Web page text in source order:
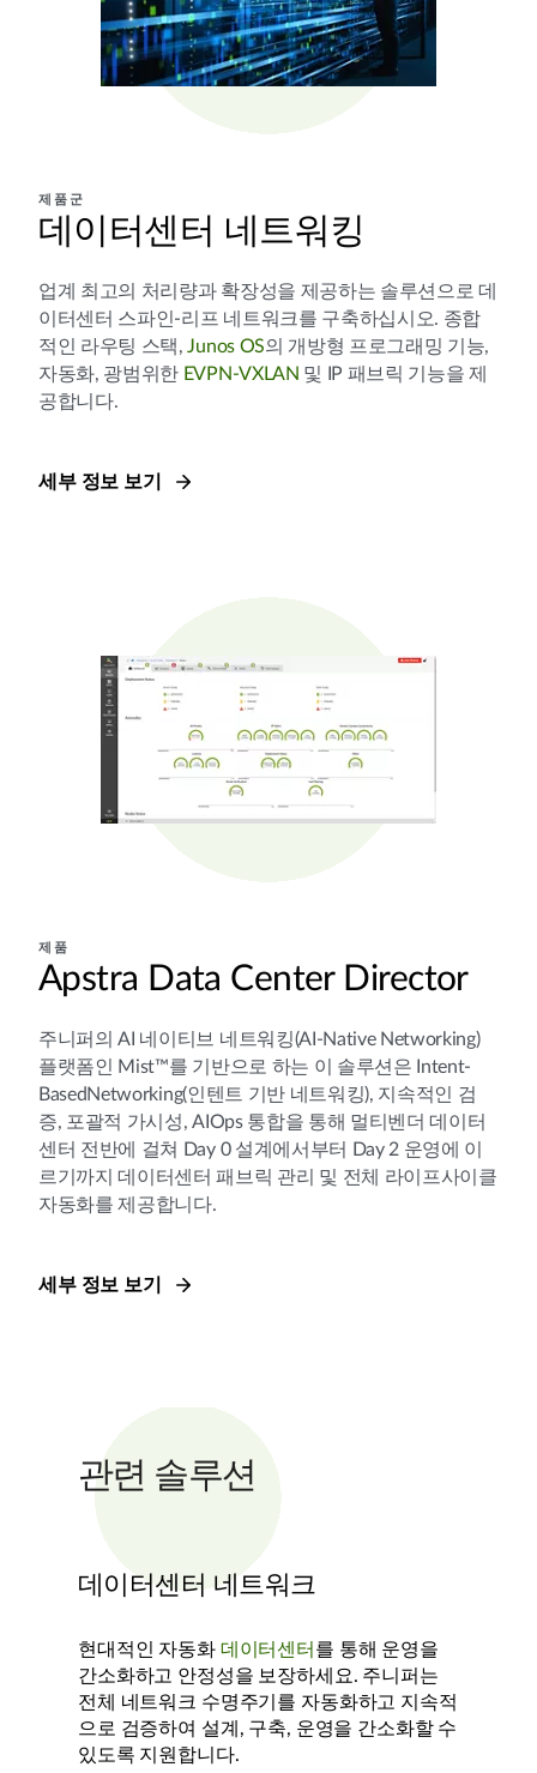
제품군
데이터센터 네트워킹
업계 최고의 처리량과 확장성을 제공하는 솔루션으로 데
이터센터 스파인-리프 네트워크를 구축하십시오. 종합
적인 라우팅 스택,Junos OS의 개방형 프로그래밍 기능,
자동화, 광범위한 EVPN-VXLAN 및 IP 패브릭 기능을 제
공합니다.
세부 정보 보기
제품
Apstra Data Center Director
주니퍼의 AI 네이티브 네트워킹(AI-Native Networking)
플랫폼인 Mist™를 기반으로 하는 이 솔루션은 Intent-
BasedNetworking(인텐트 기반 네트워킹), 지속적인 검
증, 포괄적 가시성, AIOps 통합을 통해 멀티벤더 데이터
센터 전반에 걸쳐 Day 0 설계에서부터 Day 2 운영에 이
르기까지 데이터센터 패브릭 관리 및 전체 라이프사이클
자동화를 제공합니다.
세부 정보 보기
관련 솔루션
데이터센터 네트워크
현대적인 자동화 데이터센터 를 통해 운영을
간소화하고 안정성을 보장하세요. 주니퍼는
전체 네트워크 수명주기를 자동화하고 지속적
으로 검증하여 설계, 구축, 운영을 간소화할 수
있도록 지원합니다.